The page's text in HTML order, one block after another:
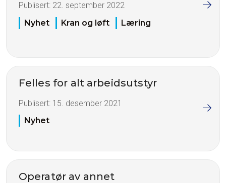
Publisert: 22. september 2022
Nyhet
Kran og løft Læring
Felles for alt arbeidsutstyr
Publisert: 15. desember 2021
Nyhet
Operatør av annet